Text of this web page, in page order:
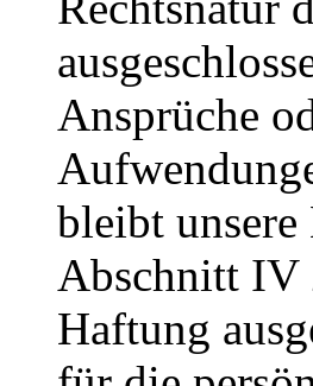
Ansprüche
bleibt
Abschnitt IV
Haftung